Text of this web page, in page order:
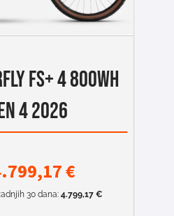
FS+ 4 800Wh
4 2026
€
30 dana: 4.799,17 €